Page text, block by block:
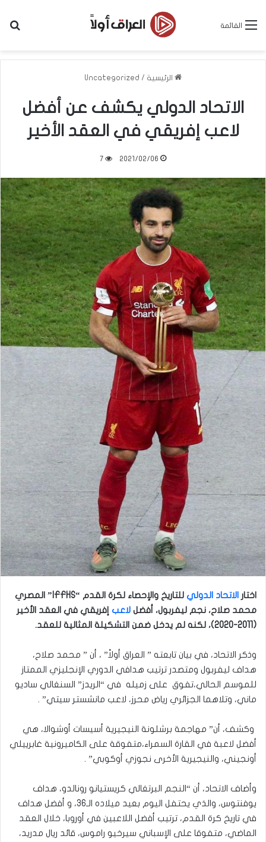
القائمة
الرئيسية /
Uncategorized
الاتحاد الدولي يكشف عن أفضل
لاعب إفريقي في العقد الأخير
2021/02/06
7
اختار الاتحاد الدولي
للتاريخ والإحصاء لكرة القدم “IFFHS” المصري
محمد صلاح، نجم ليفربول، أفضل لاعب إفريقي في العقد الأخير
(2011-2020)، لكنه لم يدخل ضمن التشكيلة المثالية للعقد.
وذكر الاتحاد، في بيان تابعته ” العراق أولاً” ، أن ” محمد صلاح،
هداف ليفربول ومتصدر ترتيب هدافي الدوري الإنجليزي الممتاز
للموسم الحالي،تفوق على زميله في “الريدز” السنغالي ساديو
ماني، وتلاهما الجزائري رياض محرز، لاعب مانشستر سيتي” .
وكشف، أن” مهاجمة برشلونة النيجيرية أسيسات أوشوالا، هي
أفضل لاعبة في القارة السمراء،متفوقة على الكاميرونية غابرييلي
أونجيني، والنيجيرية الأخرى نجوزي أوكوبي” .
وأضاف الاتحاد، أن “النجم البرتغالي كريستيانو رونالدو، هداف
يوفنتوس، والذي يحتفل اليوم بعيد ميلاده الـ36، و أفضل هداف
في تاريخ كرة القدم، ترتيب أفضل اللاعبين في أوروبا، خلال العقد
الماضي، متفوقا على الإسباني سيرخيو راموس، قائد ريال مدريد،